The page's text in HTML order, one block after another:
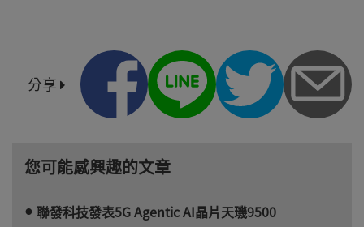
分享
您可能感興趣的文章
聯發科技發表5G Agentic AI晶片天璣9500